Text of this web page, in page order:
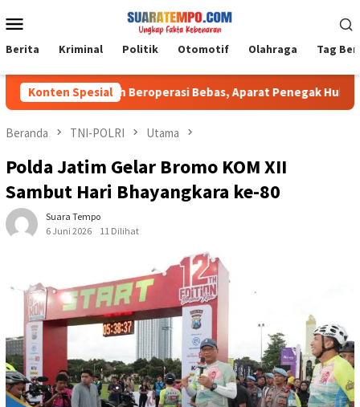
ke
kontenMobile
Berita Kriminal Politik Otomotif Olahraga Tag
Konten Spesial
Ilegal Masih Beroperasi Bebas, Aparat Penegak Hukum
Beranda TNI-POLRI Utama
Polda Jatim Gelar Bromo KOM XII
Sambut Hari Bhayangkara ke-80
Suara Tempo
6 Juni 2026
11 Dilihat